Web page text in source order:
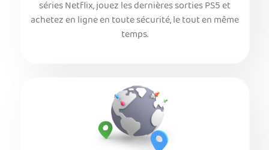
séries Netflix, jouez les dernières sorties PS5 et
achetez en ligne en toute sécurité, le tout en même
temps.